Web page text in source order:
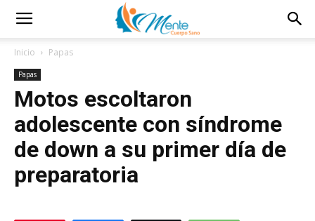
Inicio Papas
Papas
Motos escoltaron
adolescente con síndrome
de down a su primer día de
preparatoria